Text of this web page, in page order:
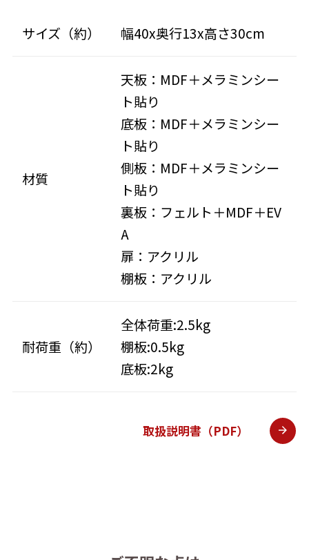
サイズ（約） 幅40x奥行13x高さ30cm
材質
天板：MDF＋メラミンシー
ト貼り
底板：MDF＋メラミンシー
ト貼り
側板：MDF＋メラミンシー
ト貼り
裏板：フェルト＋MDF＋EV
A
扉：アクリル
棚板：アクリル
耐荷重（約）
全体荷重:2.5kg
棚板:0.5kg
底板:2kg
取扱説明書（PDF）